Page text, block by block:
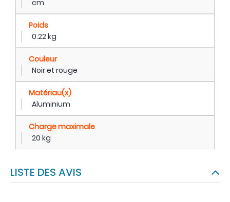
cm
Poids
0.22 kg
Couleur
Noir et rouge
Matériau(x)
Aluminium
Charge maximale
20 kg
LISTE DES AVIS